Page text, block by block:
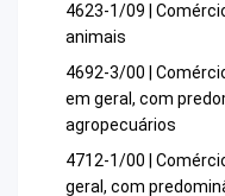
4623-1/09 |
animais
4692-3/00 |
em geral, com
agropecuários
4712-1/00 |
geral, com